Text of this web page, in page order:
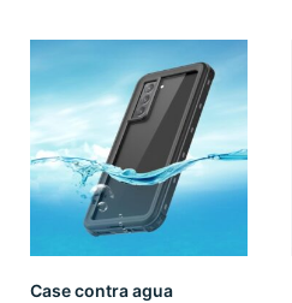
Case contra agua